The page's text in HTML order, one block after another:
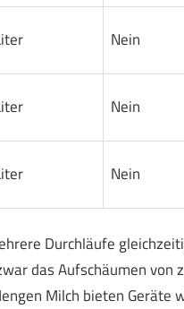
Nein
Nein
Nein
Durchläufe
das Aufschäumen
Milch bieten